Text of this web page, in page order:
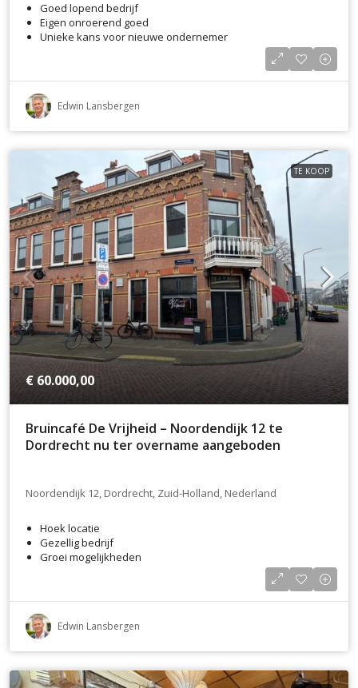
Goed lopend bedrijf
Eigen onroerend goed
Unieke kans voor nieuwe ondernemer
Edwin Lansbergen
TE KOOP
€ 60.000,00
Bruincafé De Vrijheid – Noordendijk 12 te
Dordrecht nu ter overname aangeboden
Noordendijk 12, Dordrecht, Zuid-Holland, Nederland
Hoek locatie
Gezellig bedrijf
Groei mogelijkheden
Edwin Lansbergen